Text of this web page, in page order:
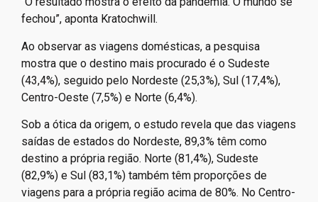
2021, apenas 0,7% das viagens (90 mil) foram
internacionais.
“O resultado mostra o efeito da pandemia. O mundo se
fechou”, aponta Kratochwill.
Ao observar as viagens domésticas, a pesquisa
(43,4%), seguido pelo Nordeste (25,3%), Sul (17,4%),
Centro-Oeste (7,5%) e Norte (6,4%).
Sob a ótica da origem, o estudo revela que das viagens
saídas de estados do Nordeste, 89,3% têm como